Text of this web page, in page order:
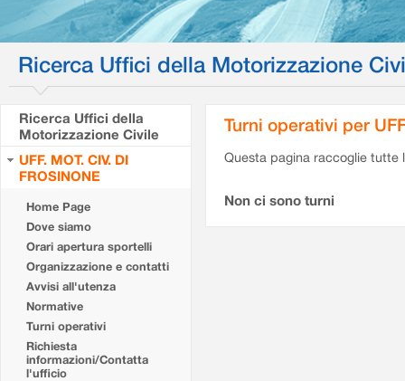
Ricerca Uffici della Motorizzazione
Ricerca Uffici della
Motorizzazione Civile
UFF. MOT. CIV. DI
FROSINONE
Home Page
Dove siamo
Orari apertura sportelli
Organizzazione e contatti
Avvisi all'utenza
Normative
Turni operativi
Richiesta
informazioni/Contatta
l'ufficio
Turni operativi per
Questa pagina raccoglie tutte
Non ci sono turni